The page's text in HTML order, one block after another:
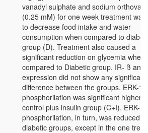
vanadyl sulphate and sodium
(0.25 mM) for one week treatment was
to decrease food intake and water
consumption when compared to
group (D). Treatment also caused a
significant reduction on glycemia when
compared to Diabetic group. IR- ß and
expression did not show any significant
difference between the groups. ERK-1
phosphorilation was significant higher
control plus insulin group (C+I). ERK-1
phosphorilation, in turn, was reduced
diabetic groups, except in the one